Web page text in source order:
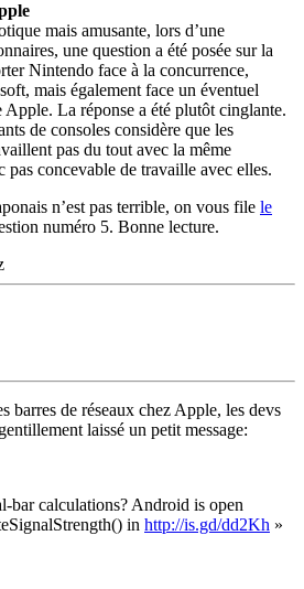
mais amusante, lors d’une
une question a été posée sur la
Nintendo face à la concurrence,
mais également face un éventuel
La réponse a été plutôt cinglante.
de consoles considère que les
pas du tout avec la même
pas concevable de travaille avec elles.
n’est pas terrible, on vous file le
numéro 5. Bonne lecture.
barres de réseaux chez Apple, les devs
laissé un petit message:
bar calculations? Android is open
in http://is.gd/dd2Kh »